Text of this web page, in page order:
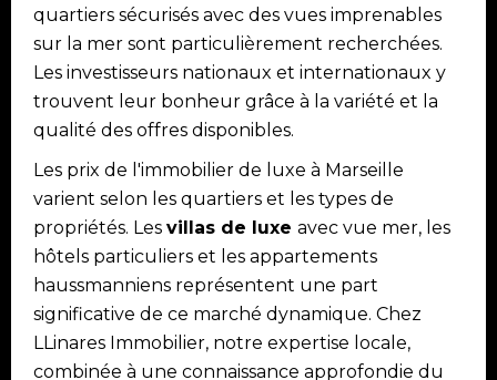
quartiers sécurisés avec des vues imprenables
sur la mer sont particulièrement recherchées.
Les investisseurs nationaux et internationaux y
trouvent leur bonheur grâce à la variété et la
qualité des offres disponibles.
Les prix de l'immobilier de luxe à Marseille
varient selon les quartiers et les types de
propriétés. Les villas de luxe avec vue mer, les
hôtels particuliers et les appartements
haussmanniens représentent une part
significative de ce marché dynamique. Chez
LLinares Immobilier, notre expertise locale,
combinée à une connaissance approfondie du